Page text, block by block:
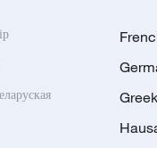
Greek